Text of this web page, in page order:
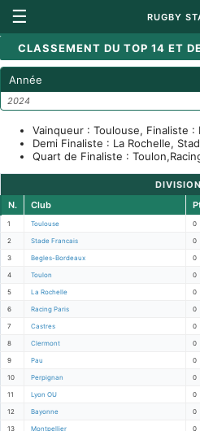
☰ RUGBY
CLASSEMENT DU TOP 14 ET
Année
2024
Vainqueur : Toulouse, Finaliste :
Demi Finaliste : La Rochelle,
Quart de Finaliste :
N.
Club
1 Toulouse 0
2 Stade Francais 0
3 Begles-Bordeaux 0
4 Toulon 0
5 La Rochelle 0
6 Racing Paris 0
7 Castres 0
8 Clermont 0
9 Pau 0
10 Perpignan 0
11 Lyon OU 0
12 Bayonne 0
13 Montpellier 0